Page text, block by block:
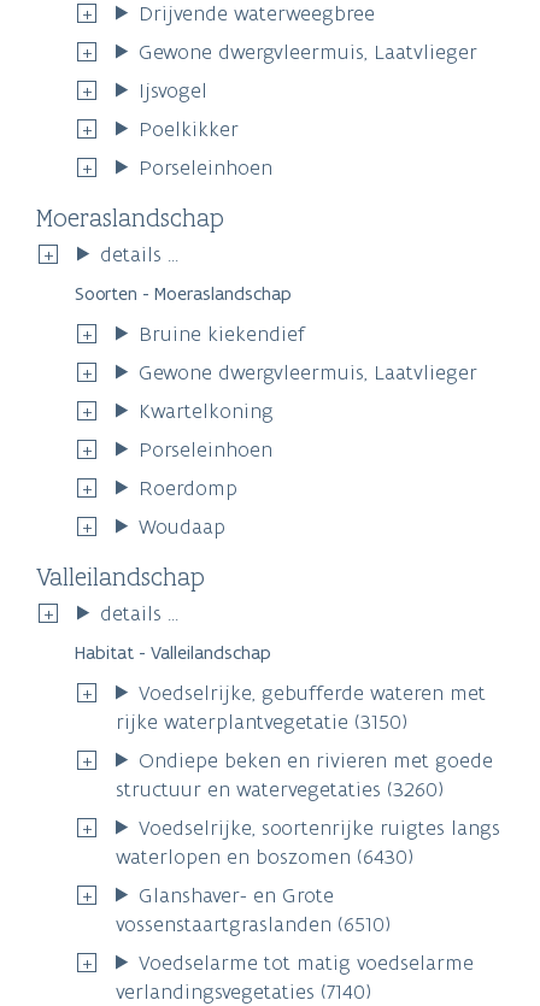
Drijvende waterweegbree
Gewone dwergvleermuis, Laatvlieger
Ijsvogel
Poelkikker
Porseleinhoen
Moeraslandschap
details ...
Soorten - Moeraslandschap
Bruine kiekendief
Gewone dwergvleermuis, Laatvlieger
Kwartelkoning
Porseleinhoen
Roerdomp
Woudaap
Valleilandschap
details ...
Habitat - Valleilandschap
Voedselrijke, gebufferde wateren met
rijke waterplantvegetatie (3150)
Ondiepe beken en rivieren met goede
structuur en watervegetaties (3260)
Voedselrijke, soortenrijke ruigtes langs
waterlopen en boszomen (6430)
Glanshaver- en Grote
vossenstaartgraslanden (6510)
Voedselarme tot matig voedselarme
verlandingsvegetaties (7140)